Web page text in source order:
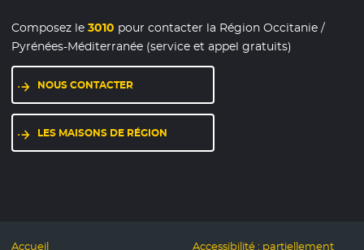
Composez le3010 pour contacter la Région Occitanie /
Pyrénées-Méditerranée (service et appel gratuits)
NOUS CONTACTER
LES MAISONS DE RÉGION
Accueil Accessibilité : partiellement